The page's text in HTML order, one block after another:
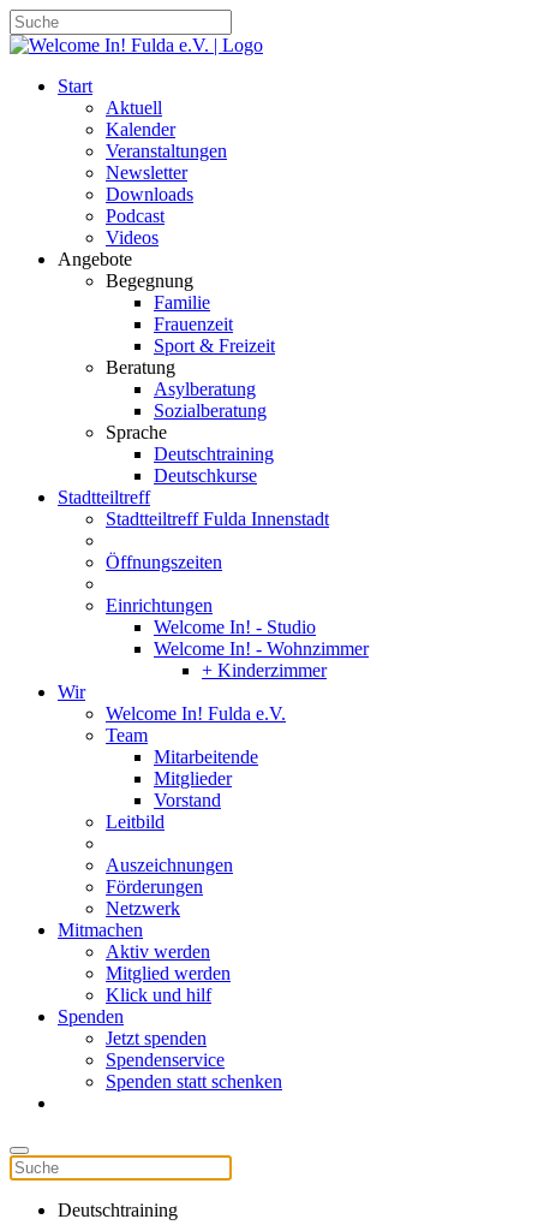
Start
Aktuell
Kalender
Veranstaltungen
Newsletter
Downloads
Podcast
Videos
Angebote
Begegnung
Familie
Frauenzeit
Sport & Freizeit
Beratung
Asylberatung
Sozialberatung
Sprache
Deutschtraining
Deutschkurse
Stadtteiltreff
Stadtteiltreff Fulda Innenstadt
Öffnungszeiten
Einrichtungen
Welcome In! - Studio
Welcome In! - Wohnzimmer
+ Kinderzimmer
Wir
Welcome In! Fulda e.V.
Team
Mitarbeitende
Mitglieder
Vorstand
Leitbild
Auszeichnungen
Förderungen
Netzwerk
Mitmachen
Aktiv werden
Mitglied werden
Klick und hilf
Spenden
Jetzt spenden
Spendenservice
Spenden statt schenken
Deutschtraining